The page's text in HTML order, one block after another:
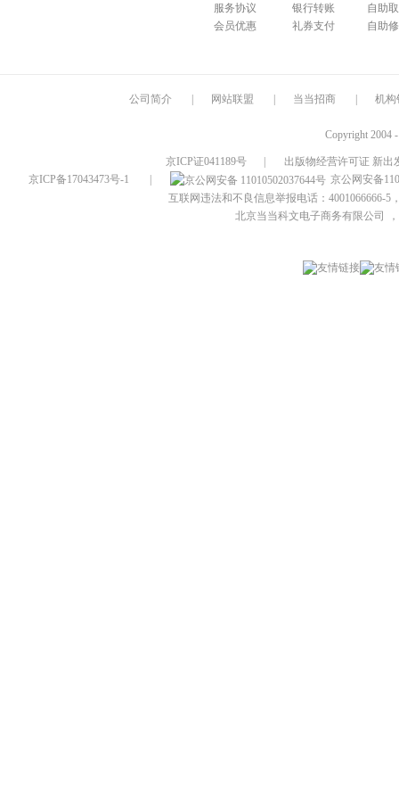
服务协议
会员优惠
银行转账
礼券支付
自助
自助
公司简介 网站联盟 当当招商 机构
Copyright 2004
京ICP证041189号
出版物经营许可证 新出
京ICP备17043473号-1
京公网安备
互联网违法和不良信息举报电话：4001066666-5
北京当当科文电子商务有限公司